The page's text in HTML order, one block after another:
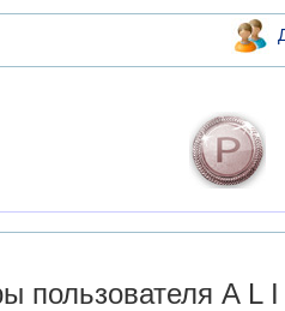
пользователя A L